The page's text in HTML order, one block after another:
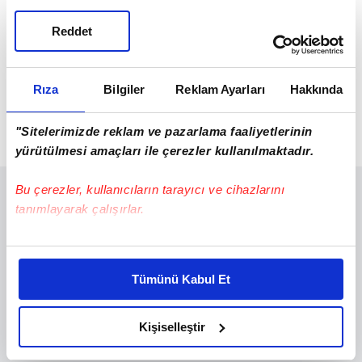
Rıza Bilgiler Reklam Ayarları Hakkında
"Sitelerimizde reklam ve pazarlama faaliyetlerinin
yürütülmesi amaçları ile çerezler kullanılmaktadır.
Bu çerezler, kullanıcıların tarayıcı ve cihazlarını
tanımlayarak çalışırlar.
Bu çerezlere izin vermeniz halinde sizlere özel
daha iyi reklam deneyimi yaşatabiliriz. Bunu yaparken
amacımızın size daha iyi bir reklam deneyimi sunmak
olduğunu ve sizlere en iyi içerikleri sunabilmek adına
elimizden gelen çabayı gösterdiğimizi ve bu noktada,
Tümünü Kabul Et
Kişiselleştir
Reddet